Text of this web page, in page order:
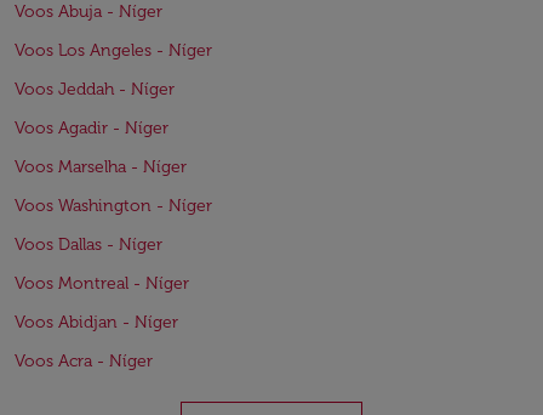
Voos Abuja - Níger
Voos Los Angeles - Níger
Voos Jeddah - Níger
Voos Agadir - Níger
Voos Marselha - Níger
Voos Washington - Níger
Voos Dallas - Níger
Voos Montreal - Níger
Voos Abidjan - Níger
Voos Acra - Níger